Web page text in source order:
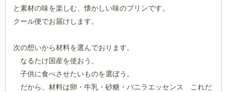
と素材の味を楽しむ、懐かしい味のプリンです。
クール便でお届けします。
次の想いから材料を選んでおります。
なるたけ国産を使おう。
子供に食べさせたいものを選ぼう。
だから、材料は卵・牛乳・砂糖・バニラエッセンス これだ